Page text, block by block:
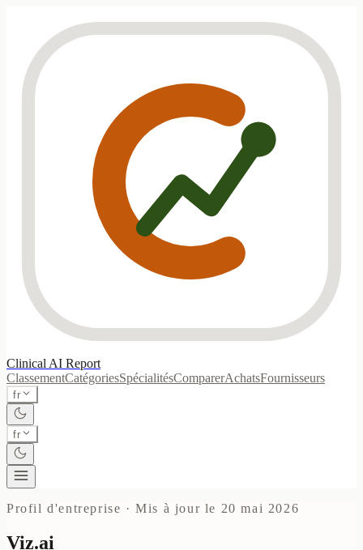
Clinical AI Report
ClassementCatégoriesSpécialitésComparerAchatsFournisseurs
fr
fr
Profil d'entreprise ·Mis à jour le 20 mai 2026
Viz.ai